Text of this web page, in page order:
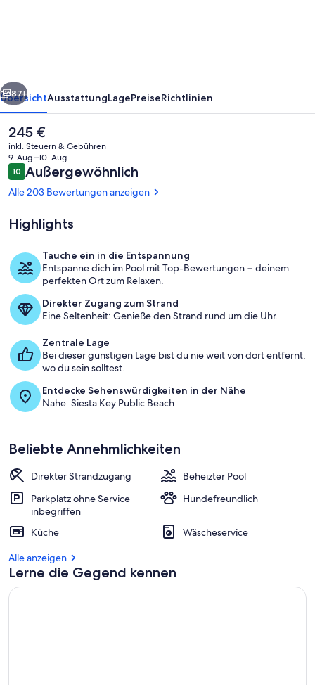
Weiter
87+
ÜbersichtAusstattungLagePreiseRichtlinien
Der
aktuelle
Preis
beträgt
245 €.
245 €
inkl. Steuern & Gebühren
9. Aug.–10. Aug.
Bewertungen
1010 von 10.
Außergewöhnlich
Alle 203 Bewertungen anzeigen
Highlights
Tauche ein in die Entspannung
Entspanne dich im Pool mit Top-Bewertungen − deinem
perfekten Ort zum Relaxen.
Direkter Zugang zum Strand
Eine Seltenheit: Genieße den Strand rund um die Uhr.
Zentrale Lage
Bei dieser günstigen Lage bist du nie weit von dort entfernt,
wo du sein solltest.
Entdecke Sehenswürdigkeiten in der Nähe
Nahe: Siesta Key Public Beach
Beliebte Annehmlichkeiten
Direkter Strandzugang
Beheizter Pool
Parkplatz ohne Service
inbegriffen
Hundefreundlich
Küche
Wäscheservice
Alle anzeigen
Lerne die Gegend kennen